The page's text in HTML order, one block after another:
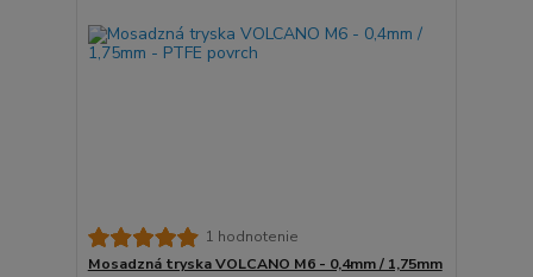
1 hodnotenie
Mosadzná tryska VOLCANO M6 - 0,4mm / 1,75mm